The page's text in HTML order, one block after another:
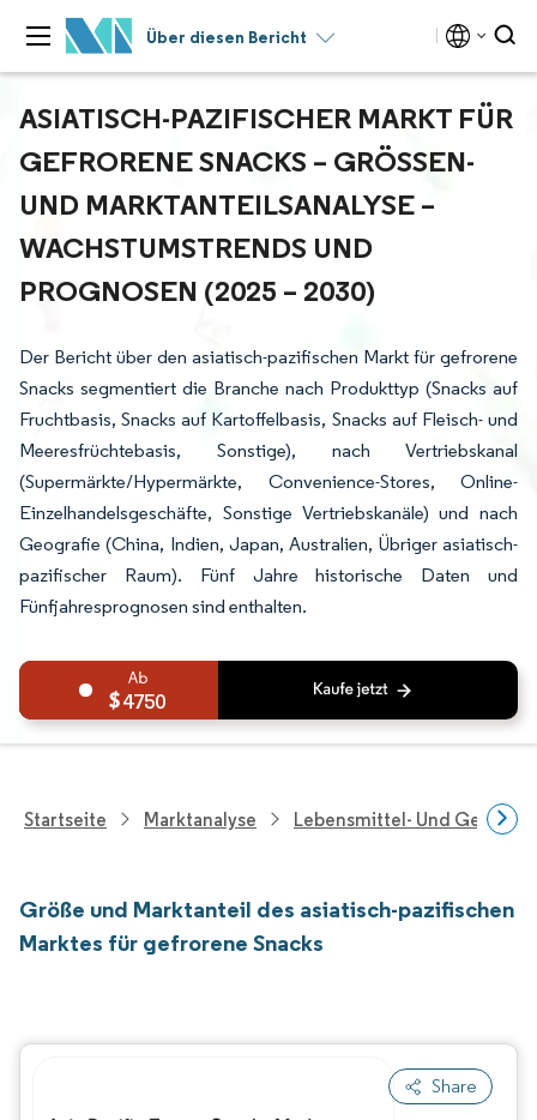
Über diesen Bericht
ASIATISCH-PAZIFISCHER MARKT FÜR
GEFRORENE SNACKS – GRÖSSEN- U
ND MARKTANTEILSANALYSE – W
ACHSTUMSTRENDS UND P
ROGNOSEN (2025 – 2030)
Der Bericht über den asiatisch-pazifischen Markt für gefrorene
Snacks segmentiert die Branche nach Produkttyp (Snacks auf
Fruchtbasis, Snacks auf Kartoffelbasis, Snacks auf Fleisch- und
Meeresfrüchtebasis, Sonstige), nach Vertriebskanal
(Supermärkte/Hypermärkte, Convenience-Stores, Online-
Einzelhandelsgeschäfte, Sonstige Vertriebskanäle) und nach
Geografie (China, Indien, Japan, Australien, Übriger asiatisch-
pazifischer Raum). Fünf Jahre historische Daten und
Fünfjahresprognosen sind enthalten.
4750
Startseite Marktanalyse Lebensmittel- Und
Größe und Marktanteil des asiatisch-pazifischen
Marktes für gefrorene Snacks
Share